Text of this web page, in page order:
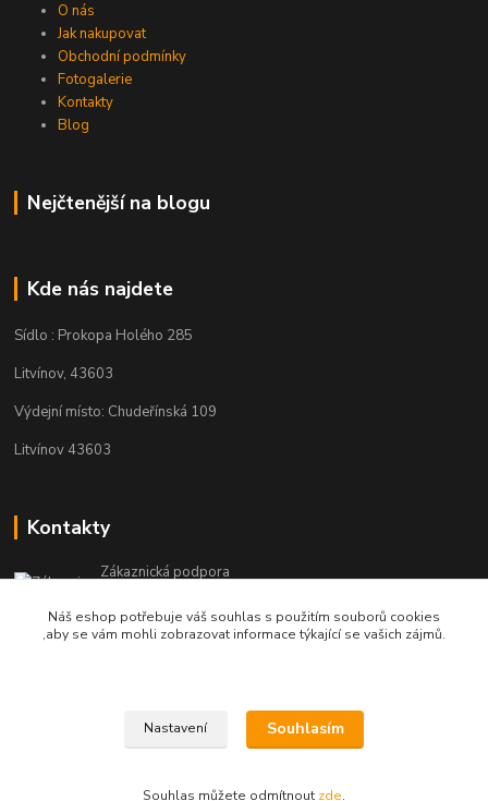
O nás
Jak nakupovat
Obchodní podmínky
Fotogalerie
Kontakty
Blog
Nejčtenější na blogu
Kde nás najdete
Sídlo : Prokopa Holého 285
Litvínov, 43603
Výdejní místo: Chudeřínská 109
Litvínov 43603
Kontakty
Zákaznická podpora
(Po-Pá, 8-16 hod.)
Náš eshop potřebuje váš souhlas s použitím souborů cookies
,aby se vám mohli zobrazovat informace týkající se vašich zájmů.
Nastavení Souhlasím
Souhlas můžete odmítnout zde.